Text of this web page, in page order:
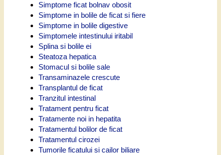
Simptome ficat bolnav obosit
Simptome in bolile de ficat si fiere
Simptome in bolile digestive
Simptomele intestinului iritabil
Splina si bolile ei
Steatoza hepatica
Stomacul si bolile sale
Transaminazele crescute
Transplantul de ficat
Tranzitul intestinal
Tratament pentru ficat
Tratamente noi in hepatita
Tratamentul bolilor de ficat
Tratamentul cirozei
Tumorile ficatului si cailor biliare